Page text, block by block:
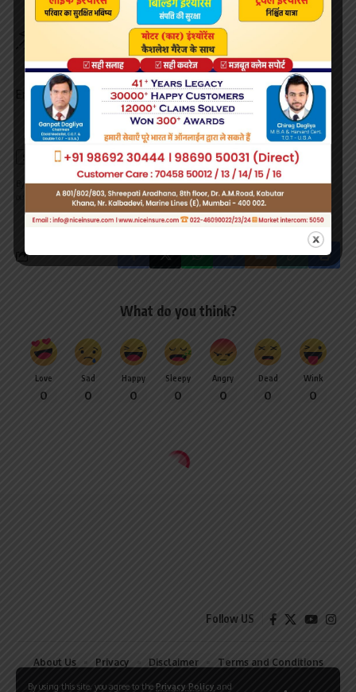
By using this site, you agree to the Privacy Policy and
Sign Up For Daily Newsletter
Be keep up! Get the latest breaking news delivered
straight to your inbox.
Email address:
By signing up, you agree to ourTerms of Useand acknowledge the data practices in
Privacy Policy. You may unsubscribe at any time.
What do you think?
Love
0
Sad
0
Happy
0
Sleepy
0
Angry
0
Dead
0
Wink
0
Follow US
About Us Privacy Disclaimer
Terms and Conditions